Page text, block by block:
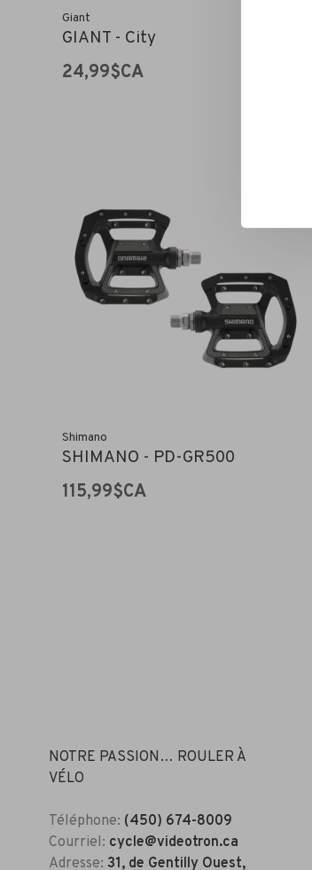
Giant
GIANT - City
24,99$CA
Shimano
SHIMANO - PD-GR500
115,99$CA
NOTRE PASSION… ROULER À
VÉLO
Téléphone: (450) 674-8009
Courriel: cycle@videotron.ca
Adresse: 31, de Gentilly Ouest,